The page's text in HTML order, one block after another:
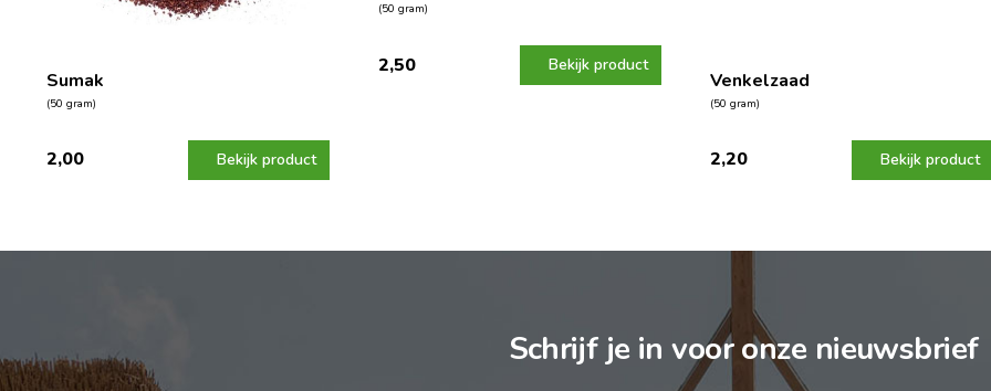
Sumak
(50 gram)
2,00 Bekijk product
(50 gram)
2,50 Bekijk product
Venkelzaad
(50 gram)
2,20 Bekijk product
Schrijf je in voor onze nieuwsbrief